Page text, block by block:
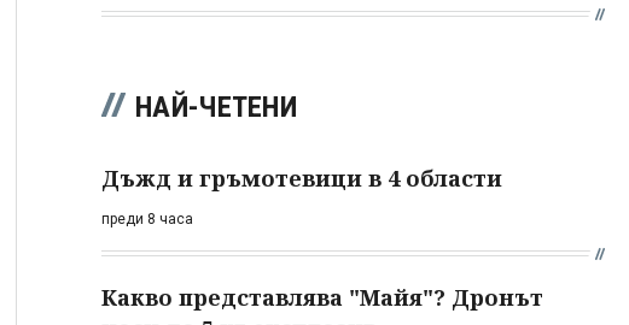
НАЙ-ЧЕТЕНИ
Дъжд и гръмотевици в 4 области
преди 8 часа
Какво представлява "Майя"? Дронът